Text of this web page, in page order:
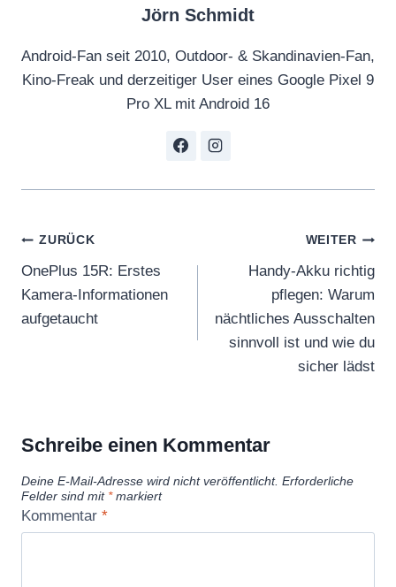
Jörn Schmidt
Android-Fan seit 2010, Outdoor- & Skandinavien-Fan,
Kino-Freak und derzeitiger User eines Google Pixel 9
Pro XL mit Android 16
Beitragsnavigation
ZURÜCK
OnePlus 15R: Erstes
Kamera-Informationen
aufgetaucht
WEITER
Handy-Akku richtig
pflegen: Warum
nächtliches Ausschalten
sinnvoll ist und wie du
sicher lädst
Schreibe einen Kommentar
Deine E-Mail-Adresse wird nicht veröffentlicht. Erforderliche
Felder sind mit *markiert
Kommentar *